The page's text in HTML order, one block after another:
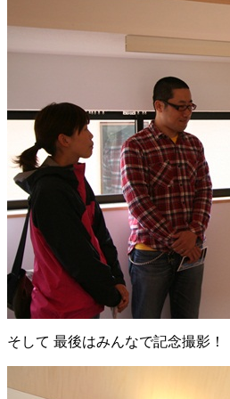
そして 最後はみんなで記念撮影！